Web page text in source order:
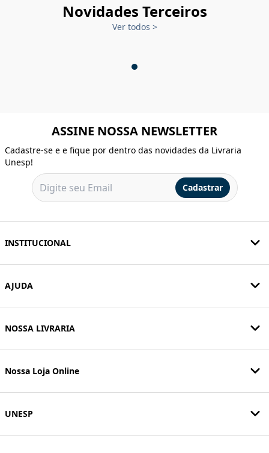
Novidades Terceiros
Ver todos >
ASSINE NOSSA NEWSLETTER
Cadastre-se e e fique por dentro das novidades da Livraria
Unesp!
Cadastrar
INSTITUCIONAL
AJUDA
NOSSA LIVRARIA
Nossa Loja Online
UNESP